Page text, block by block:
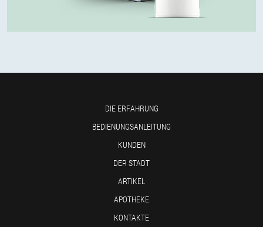
DIE ERFAHRUNG
BEDIENUNGSANLEITUNG
KUNDEN
DER STADT
ARTIKEL
APOTHEKE
KONTAKTE